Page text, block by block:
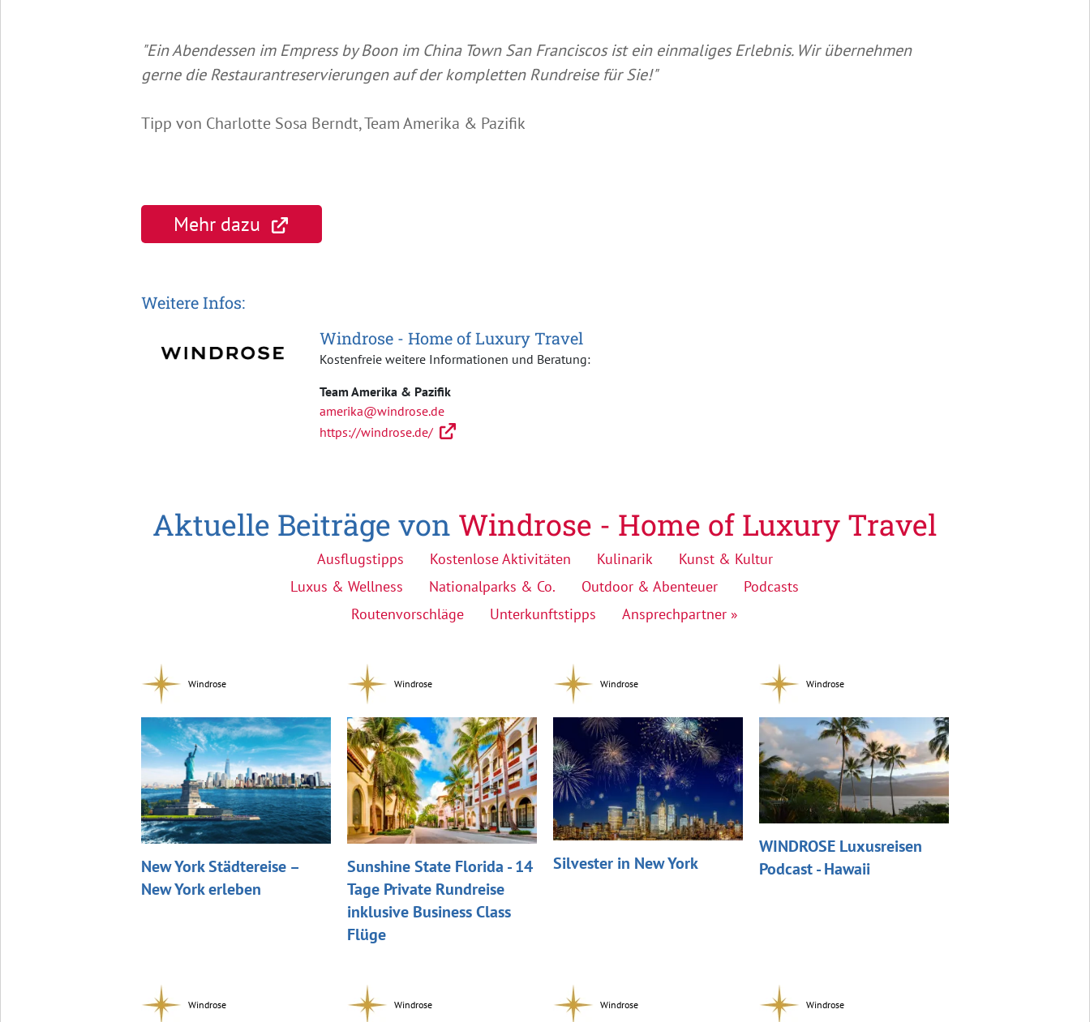
"Ein Abendessen im Empress by Boon im China Town San Franciscos ist ein einmaliges Erlebnis. Wir übernehmen
gerne die Restaurantreservierungen auf der kompletten Rundreise für Sie!"
Tipp von Charlotte Sosa Berndt, Team Amerika & Pazifik
Mehr dazu
Weitere Infos:
Windrose - Home of Luxury Travel
Kostenfreie weitere Informationen und Beratung:
Team Amerika & Pazifik
amerika@windrose.de
https://windrose.de/
Aktuelle Beiträge von Windrose - Home of Luxury Travel
Ausflugstipps Kostenlose Aktivitäten Kulinarik
Kunst & Kultur
Luxus & Wellness
Nationalparks & Co. Outdoor & Abenteuer
Podcasts
Routenvorschläge
Unterkunftstipps Ansprechpartner »
Windrose
New York Städtereise –
New York erleben
Windrose
Sunshine State Florida - 14
Tage Private Rundreise
inklusive Business Class
Flüge
Windrose
Silvester in New York
Windrose
WINDROSE Luxusreisen
Podcast - Hawaii
Windrose Windrose Windrose Windrose